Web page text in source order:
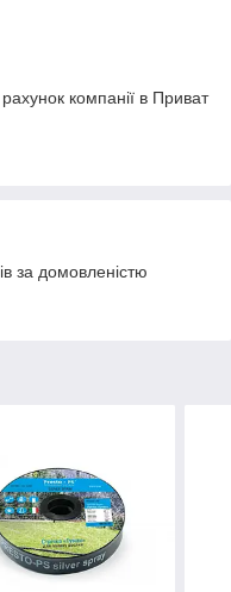
компанії в Приват
за домовленістю